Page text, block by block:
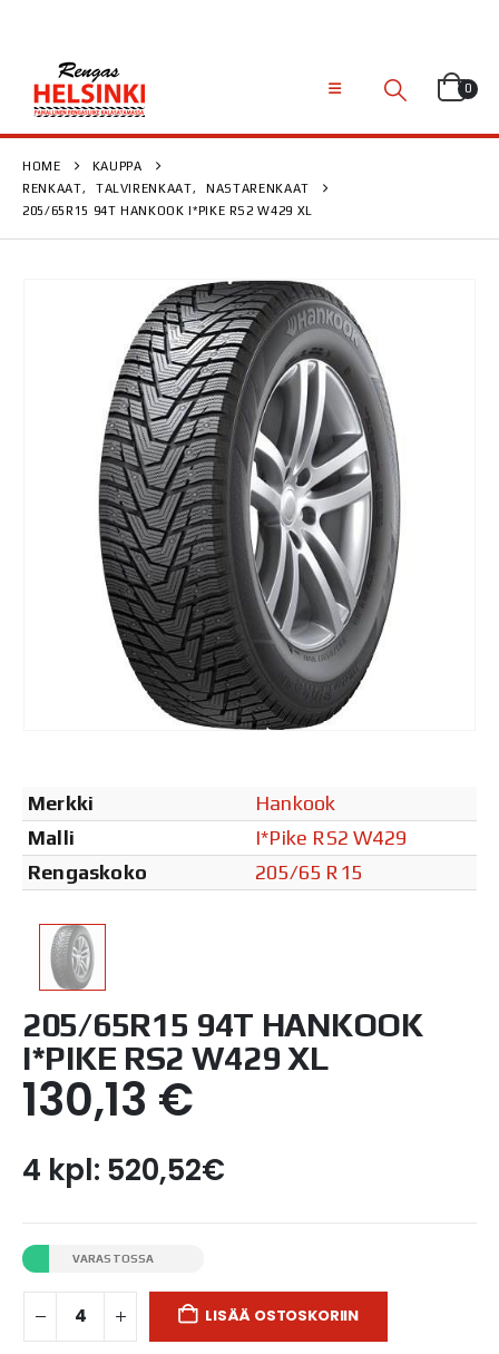
0
HOME
KAUPPA
RENKAAT, TALVIRENKAAT,
NASTARENKAAT
205/65R15 94T HANKOOK I*PIKE RS2 W429 XL
Merkki
Hankook
Malli
I*Pike RS2 W429
Rengaskoko
205/65 R15
205/65R15 94T HANKOOK
I*PIKE RS2 W429 XL
130,13 €
4 kpl: 520,52€
VARASTOSSA
LISÄÄ OSTOSKORIIN